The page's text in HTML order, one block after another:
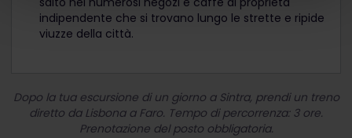
indipendente che si trovano lungo le strette e ripide
viuzze della città.
Dopo la tua escursione di un giorno a Sintra, prendi un treno
diretto da Lisbona a Faro. Tempo di percorrenza: 3 ore.
Prenotazione del posto obbligatoria.